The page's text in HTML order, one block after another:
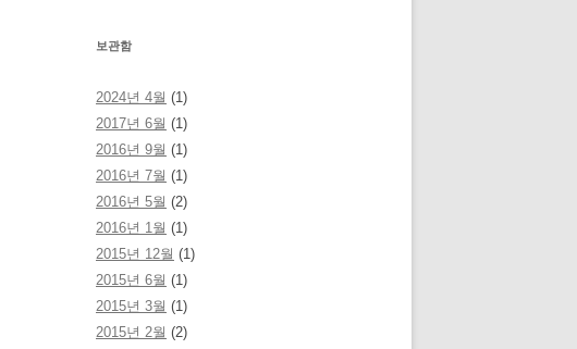
보관함
2024년 4월 (1)
2017년 6월 (1)
2016년 9월 (1)
2016년 7월 (1)
2016년 5월 (2)
2016년 1월 (1)
2015년 12월 (1)
2015년 6월 (1)
2015년 3월 (1)
2015년 2월 (2)